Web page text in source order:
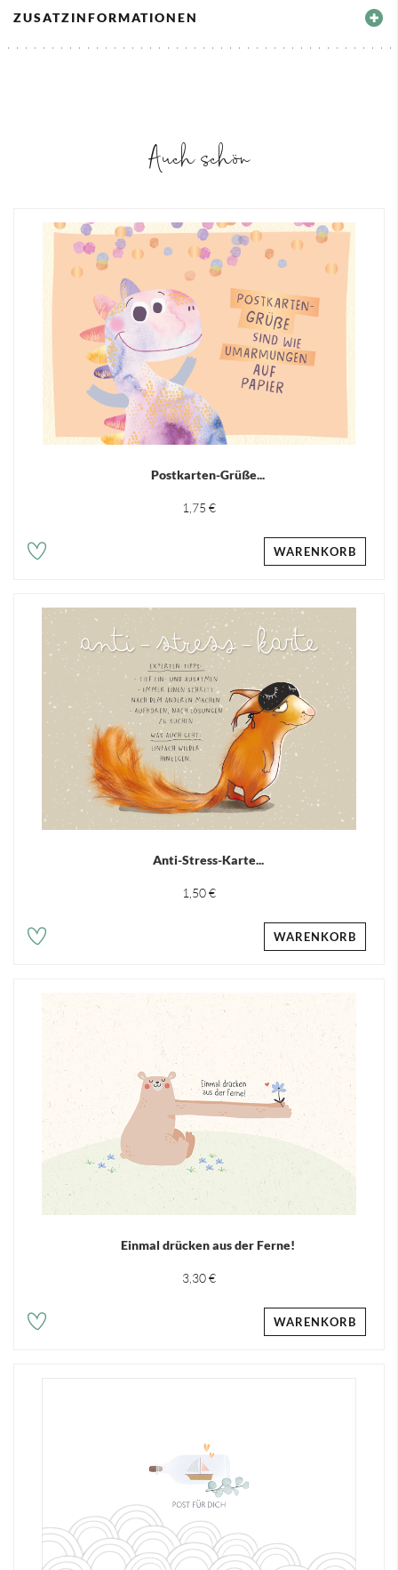
ZUSATZINFORMATIONEN
Auch schön
Postkarten-Grüße...
1,75 €
WARENKORB
Anti-Stress-Karte...
1,50 €
WARENKORB
Einmal drücken aus der Ferne!
3,30 €
WARENKORB